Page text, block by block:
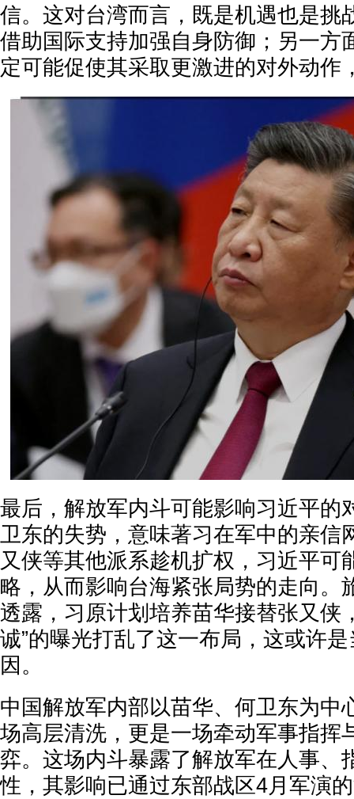
信。这对台湾而言，既是机遇也是挑
借助国际支持加强自身防御；另一方
定可能促使其采取更激进的对外动作
最后，解放军内斗可能影响习近平的
卫东的失势，意味著习在军中的亲信
又侠等其他派系趁机扩权，习近平可
略，从而影响台海紧张局势的走向。
透露，习原计划培养苗华接替张又侠
诚”的曝光打乱了这一布局，这或许
因。
中国解放军内部以苗华、何卫东为中
场高层清洗，更是一场牵动军事指挥
弈。这场内斗暴露了解放军在人事、
性，其影响已通过东部战区4月军演